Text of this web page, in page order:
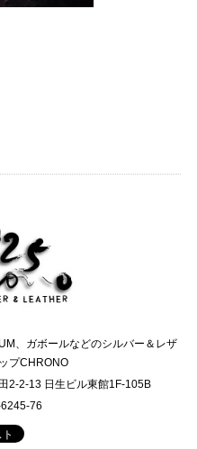
、ガボールなどのシルバー＆レザ
プCHRONO
2-2-13 日生ビル東館1F-105B
76